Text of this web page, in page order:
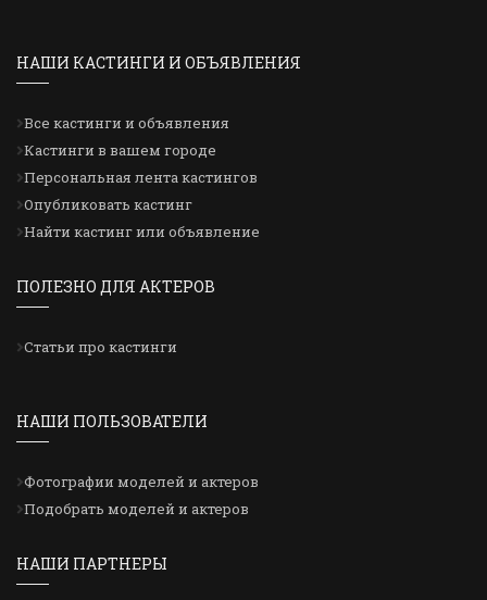
НАШИ КАСТИНГИ И ОБЪЯВЛЕНИЯ
Все кастинги и объявления
Кастинги в вашем городе
Персональная лента кастингов
Опубликовать кастинг
Найти кастинг или объявление
ПОЛЕЗНО ДЛЯ АКТЕРОВ
Статьи про кастинги
НАШИ ПОЛЬЗОВАТЕЛИ
Фотографии моделей и актеров
Подобрать моделей и актеров
НАШИ ПАРТНЕРЫ